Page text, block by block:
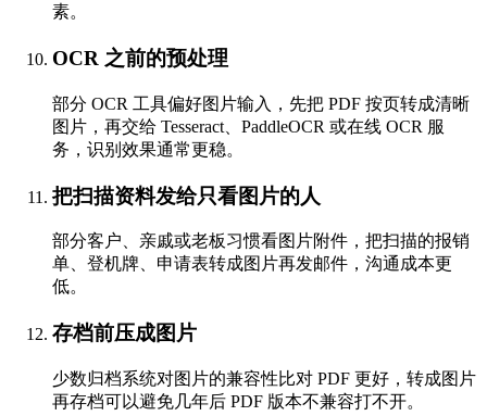
素。
OCR 之前的预处理
部分 OCR 工具偏好图片输入，先把 PDF 按页转成清晰
图片，再交给 Tesseract、PaddleOCR 或在线 OCR 服
务，识别效果通常更稳。
把扫描资料发给只看图片的人
部分客户、亲戚或老板习惯看图片附件，把扫描的报销
单、登机牌、申请表转成图片再发邮件，沟通成本更
低。
存档前压成图片
少数归档系统对图片的兼容性比对 PDF 更好，转成图片
再存档可以避免几年后 PDF 版本不兼容打不开。